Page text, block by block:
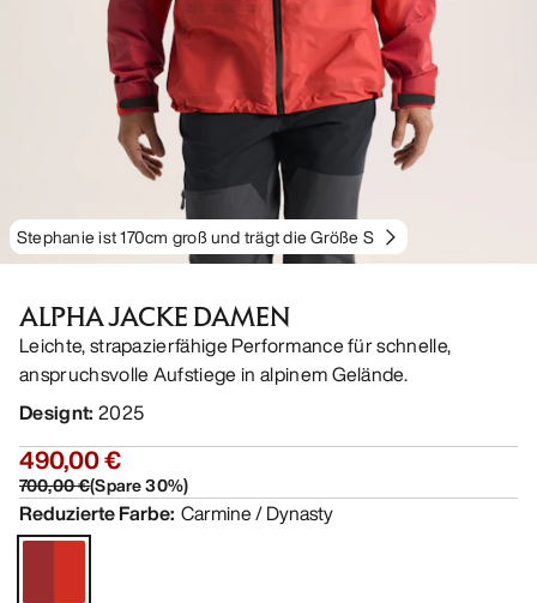
Stephanie ist 170cm groß und trägt die Größe S
ALPHA JACKE DAMEN
Leichte, strapazierfähige Performance für schnelle,
anspruchsvolle Aufstiege in alpinem Gelände.
Designt: 2025
490,00 €
700,00 €(Spare30%)
Reduzierte Farbe: Carmine / Dynasty